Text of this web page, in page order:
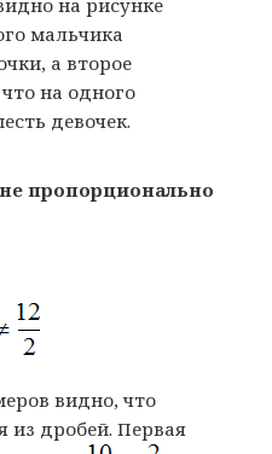
мальчика
а второе
на одного
девочек.
не пропорционально
видно, что
из дробей. Первая